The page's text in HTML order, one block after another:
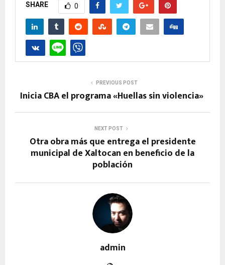
SHARE 0
PREVIOUS POST
Inicia CBA el programa «Huellas sin violencia»
NEXT POST
Otra obra más que entrega el presidente
municipal de Xaltocan en beneficio de la
población
admin